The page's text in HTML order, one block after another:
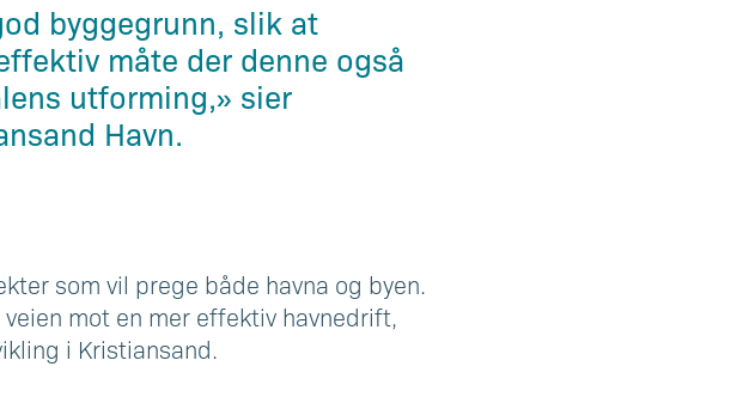
byggegrunn, slik at
måte der denne også
utforming,» sier
Havn.
som vil prege både havna og byen.
mot en mer effektiv havnedrift,
i Kristiansand.